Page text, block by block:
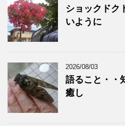
ショックドク
いように
2026/08/03
語ること・・
癒し